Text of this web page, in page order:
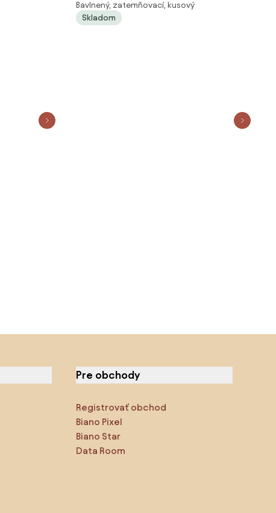
dinosaurie dobrodružstvo 140x150 cm
Bavlnený, zatemňovací, kusový
Skladom
Pre obchody
Registrovať obchod
Biano Pixel
Biano Star
Data Room